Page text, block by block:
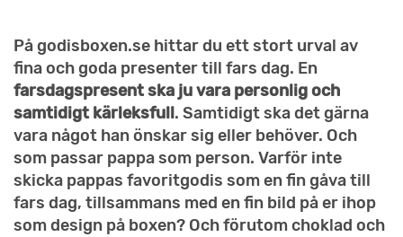
På godisboxen.se hittar du ett stort urval av
fina och goda presenter till fars dag. En
farsdagspresent ska ju vara personlig och
samtidigt kärleksfull. Samtidigt ska det gärna
vara något han önskar sig eller behöver. Och
som passar pappa som person. Varför inte
skicka pappas favoritgodis som en fin gåva till
fars dag, tillsammans med en fin bild på er ihop
som design på boxen? Och förutom choklad och